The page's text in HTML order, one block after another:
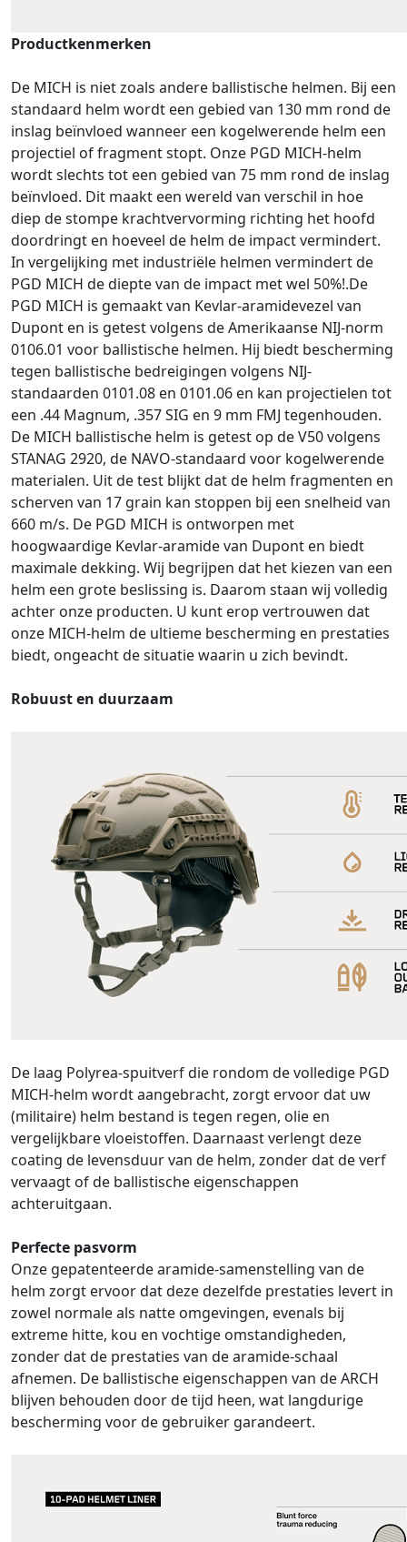
Productkenmerken
De MICH is niet zoals andere ballistische helmen. Bij een
standaard helm wordt een gebied van 130 mm rond de
inslag beïnvloed wanneer een kogelwerende helm een
projectiel of fragment stopt. Onze PGD MICH-helm
wordt slechts tot een gebied van 75 mm rond de inslag
beïnvloed. Dit maakt een wereld van verschil in hoe
diep de stompe krachtvervorming richting het hoofd
doordringt en hoeveel de helm de impact vermindert.
In vergelijking met industriële helmen vermindert de
PGD MICH de diepte van de impact met wel 50%!.De
PGD MICH is gemaakt van Kevlar-aramidevezel van
Dupont en is getest volgens de Amerikaanse NIJ-norm
0106.01 voor ballistische helmen. Hij biedt bescherming
tegen ballistische bedreigingen volgens NIJ-
standaarden 0101.08 en 0101.06 en kan projectielen tot
een .44 Magnum, .357 SIG en 9 mm FMJ tegenhouden.
De MICH ballistische helm is getest op de V50 volgens
STANAG 2920, de NAVO-standaard voor kogelwerende
materialen. Uit de test blijkt dat de helm fragmenten en
scherven van 17 grain kan stoppen bij een snelheid van
660 m/s. De PGD MICH is ontworpen met
hoogwaardige Kevlar-aramide van Dupont en biedt
maximale dekking. Wij begrijpen dat het kiezen van een
helm een grote beslissing is. Daarom staan wij volledig
achter onze producten. U kunt erop vertrouwen dat
onze MICH-helm de ultieme bescherming en prestaties
biedt, ongeacht de situatie waarin u zich bevindt.
Robuust en duurzaam
De laag Polyrea-spuitverf die rondom de volledige PGD
MICH-helm wordt aangebracht, zorgt ervoor dat uw
(militaire) helm bestand is tegen regen, olie en
vergelijkbare vloeistoffen. Daarnaast verlengt deze
coating de levensduur van de helm, zonder dat de verf
vervaagt of de ballistische eigenschappen
achteruitgaan.
Perfecte pasvorm
Onze gepatenteerde aramide-samenstelling van de
helm zorgt ervoor dat deze dezelfde prestaties levert in
zowel normale als natte omgevingen, evenals bij
extreme hitte, kou en vochtige omstandigheden,
zonder dat de prestaties van de aramide-schaal
afnemen. De ballistische eigenschappen van de ARCH
blijven behouden door de tijd heen, wat langdurige
bescherming voor de gebruiker garandeert.